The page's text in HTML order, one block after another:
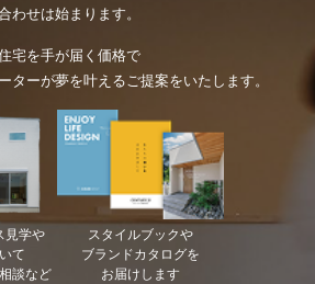
わせは始まります。
宅を手が届く価格で
ターが夢を叶えるご提案をいたします。
見学や
て
談など
スタイルブックや
ブランドカタログを
お届けします